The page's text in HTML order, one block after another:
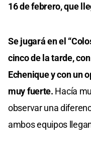
16 de febrero, que
Se jugará en el
cinco de la tarde,
Echenique y con un
muy fuerte. Hacía
observar una
ambos equipos